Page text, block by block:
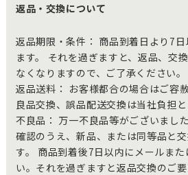
返品・交換について
返品期限・条件： 商品到着日より7
ます。 それを過ぎますと、返品、交
なくなりますので、ご了承ください。
返品送料： お客様都合の場合はご容
良品交換、誤品配送交換は当社負担と
不良品： 万一不良品等がございまし
確認のうえ、新品、または同等品と
す。 商品到着後7日以内にメールま
い。それを過ぎますと返品交換のご